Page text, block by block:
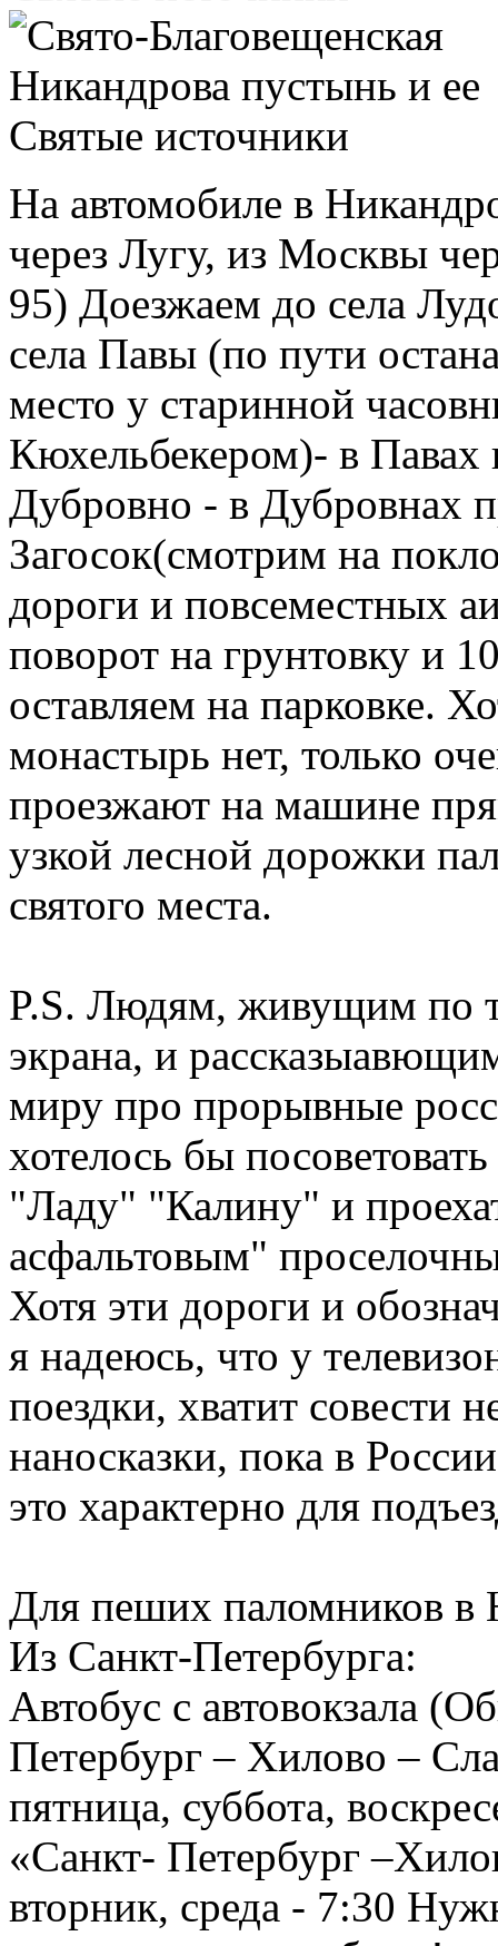
На автомобиле в
через Лугу, из Москвы
95) Доезжаем до села
села Павы (по пути
место у старинной
Кюхельбекером)- в
Дубровно - в Дубровнах
Загосок(смотрим на
дороги и повсеместных
поворот на грунтовку и
оставляем на парковке.
монастырь нет, только
проезжают на машине
узкой лесной дорожки
святого места.
P.S. Людям, живущим по
экрана, и
миру про прорывные
хотелось бы
"Ладу" "Калину" и
асфальтовым"
Хотя эти дороги и
я надеюсь, что у
поездки, хватит совести
наносказки, пока в
это характерно для
Для пеших паломников в
Из Санкт-Петербурга:
Автобус с автовокзала
Петербург – Хилово –
пятница, суббота,
«Санкт- Петербург
вторник, среда - 7:30